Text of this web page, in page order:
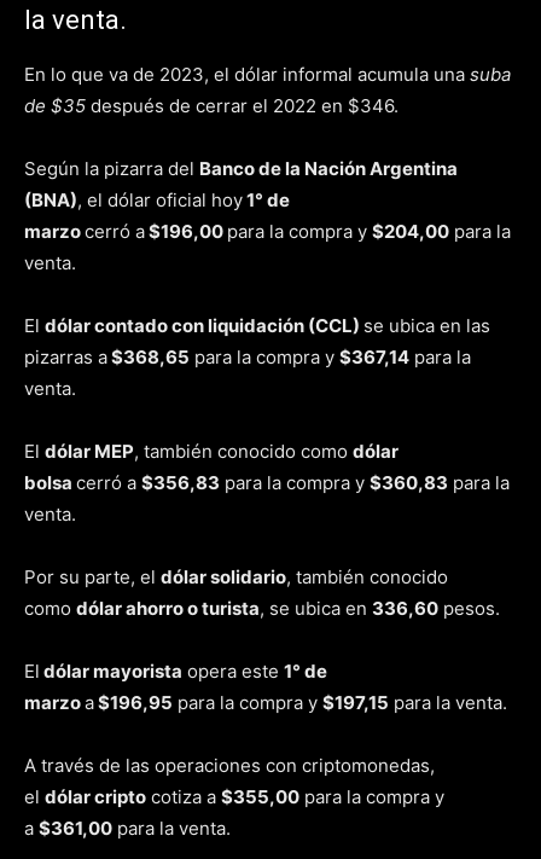
la venta.
En lo que va de 2023, el dólar informal acumula una suba
de $35 después de cerrar el 2022 en $346.
Según la pizarra del Banco de la Nación Argentina
(BNA), el dólar oficial hoy1° de
marzocerró a$196,00 para la compra y $204,00 para la
venta.
El dólar contado con liquidación (CCL) se ubica en las
pizarras a$368,65 para la compra y $367,14 para la
venta.
El dólar MEP, también conocido como dólar
bolsa cerró a $356,83 para la compra y $360,83 para la
venta.
Por su parte, el dólar solidario, también conocido
como dólar ahorro o turista, se ubica en 336,60 pesos.
El dólar mayorista opera este 1° de
marzoa$196,95 para la compra y $197,15 para la venta.
A través de las operaciones con criptomonedas,
el dólar cripto cotiza a $355,00 para la compra y
a $361,00 para la venta.